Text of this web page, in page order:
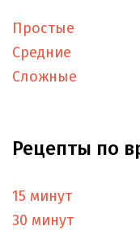
Простые
Средние
Сложные
Рецепты по
15 минут
30 минут